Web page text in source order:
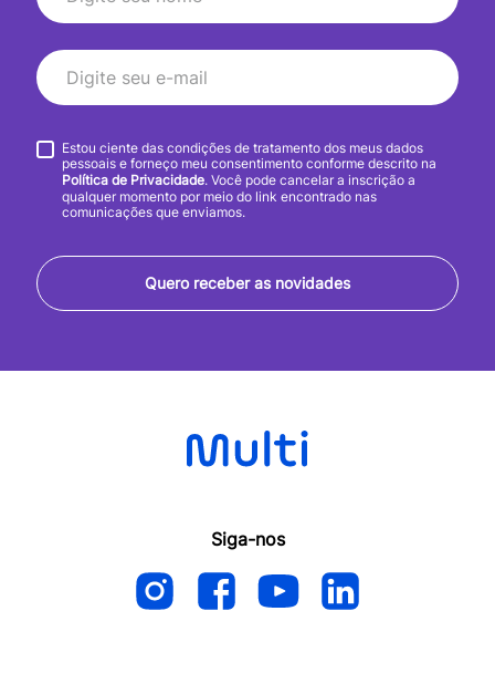
Quero receber as novidades
Estou ciente das condições de tratamento dos meus dados
pessoais e forneço meu consentimento conforme descrito na
Política de Privacidade. Você pode cancelar a inscrição a
qualquer momento por meio do link encontrado nas
comunicações que enviamos.
Siga-nos